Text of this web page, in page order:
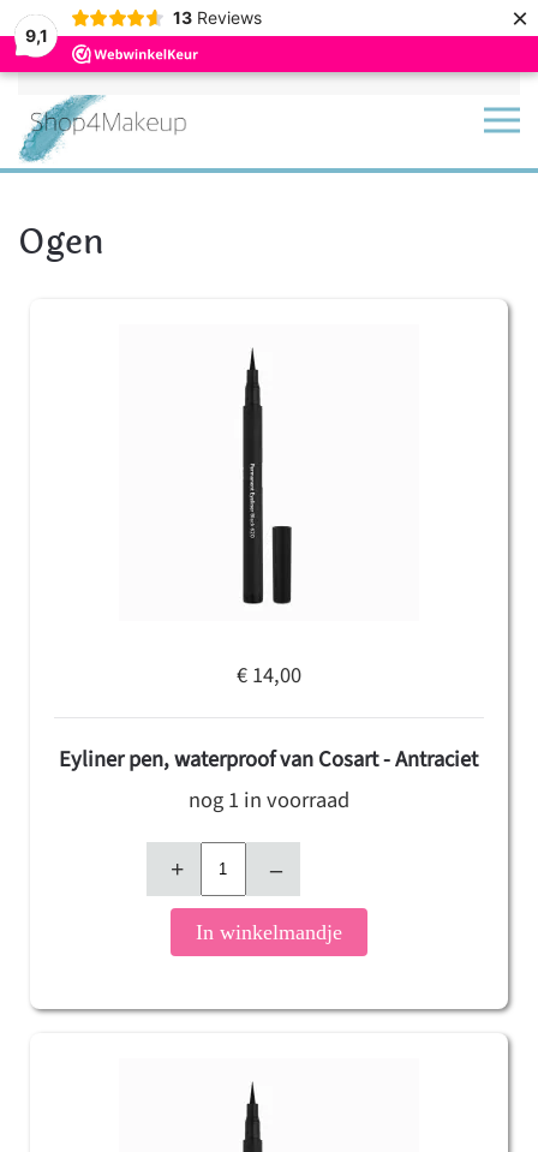
9,1
13 Reviews ×
Terug naar hoofdinhoud
Ogen
€ 14,00
Eyliner pen, waterproof van Cosart - Antraciet
nog 1 in voorraad
+ –
In winkelmandje